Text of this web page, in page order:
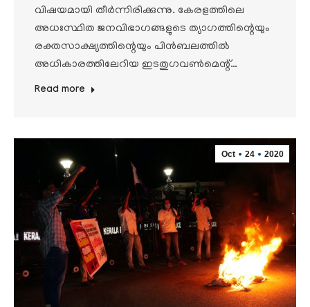
വിഷയമായി തീർന്നിരിക്കുന്നു. കേരളത്തിലെ
അധഃസ്ഥിത ജനവിഭാഗങ്ങളുടെ ത്യാഗത്തിന്റെയും
രക്തസാക്ഷ്യത്തിന്റെയും പിൻബലത്തിൽ
അധികാരത്തിലേറിയ ഇടതുഗവൺമെന്റ്…
Read more
Oct 24 2020